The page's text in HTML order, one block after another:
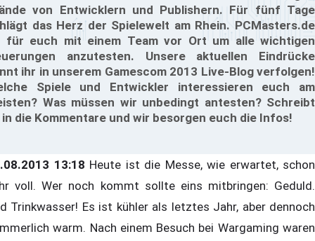
von Entwicklern und Publishern. Für fünf Tage
das Herz der Spielewelt am Rhein. PCMasters.de
für euch mit einem Team vor Ort um alle wichtigen
anzutesten. Unsere aktuellen Eindrücke
ihr in unserem Gamescom 2013 Live-Blog verfolgen!
Spiele und Entwickler interessieren euch am
Was müssen wir unbedingt antesten? Schreibt
in die Kommentare und wir besorgen euch die Infos!
13:18 Heute ist die Messe, wie erwartet, schon
voll. Wer noch kommt sollte eins mitbringen: Geduld.
Trinkwasser! Es ist kühler als letztes Jahr, aber dennoch
warm. Nach einem Besuch bei Wargaming waren